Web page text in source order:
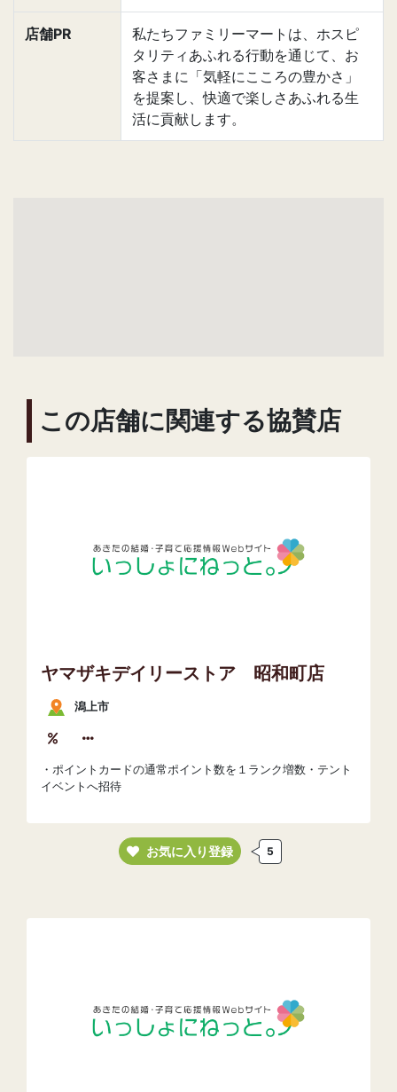
店舗PR
私たちファミリーマートは、ホスピ
タリティあふれる行動を通じて、お
客さまに「気軽にこころの豊かさ」
を提案し、快適で楽しさあふれる生
活に貢献します。
この店舗に関連する協賛店
ヤマザキデイリーストア 昭和町店
潟上市
・ポイントカードの通常ポイント数を１ランク増数・テント
イベントへ招待
お気に入り登録 5